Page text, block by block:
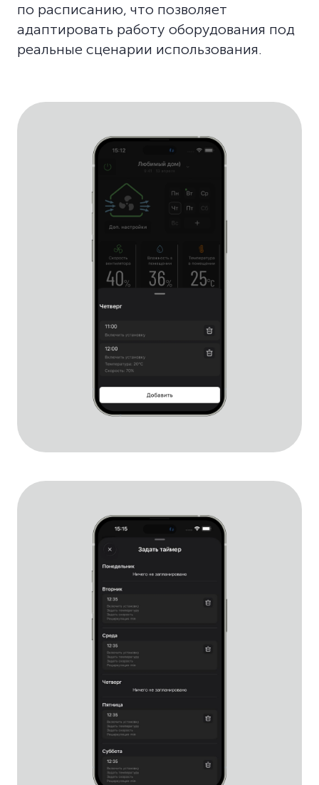
по расписанию, что позволяет
адаптировать работу оборудования под
реальные сценарии использования.